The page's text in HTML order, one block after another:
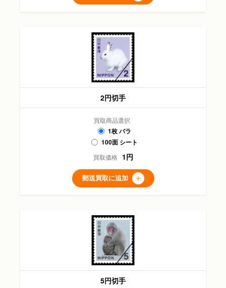
2円切手
買取商品選択
1枚 バラ
100面 シート
買取価格
1円
郵送買取に追加
5円切手